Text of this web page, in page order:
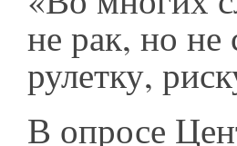
не рак, но не
рулетку,
В опросе